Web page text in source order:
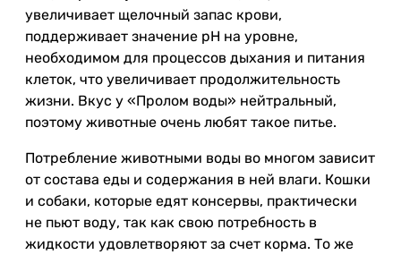
увеличивает щелочный запас крови,
поддерживает значение pH на уровне,
необходимом для процессов дыхания и питания
клеток, что увеличивает продолжительность
жизни. Вкус у «Пролом воды» нейтральный,
поэтому животные очень любят такое питье.
Потребление животными воды во многом зависит
от состава еды и содержания в ней влаги. Кошки
и собаки, которые едят консервы, практически
не пьют воду, так как свою потребность в
жидкости удовлетворяют за счет корма. То же